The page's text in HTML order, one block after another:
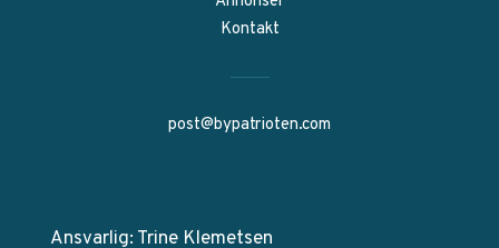
Kontakt
post@bypatrioten.com
Ansvarlig: Trine Klemetsen